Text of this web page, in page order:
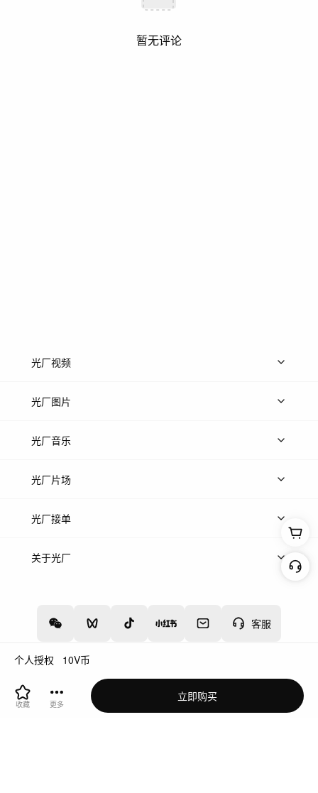
个人授权 10V币
收藏 更多
立即购买
暂无评论
客服
光厂视频
上传视频
光厂图片
上传图片
光厂音乐
热门音乐
光厂片场
上传案例
光厂接单
上架服务
关于光厂
增值电信业务经营许可证：川B2-20160192
川公网安备51019002000262
违法和不良信息举报中心